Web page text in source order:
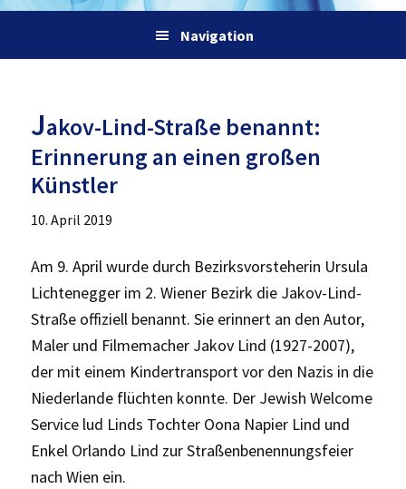
Navigation
Jakov-Lind-Straße benannt:
Erinnerung an einen großen
Künstler
10. April 2019
Am 9. April wurde durch Bezirksvorsteherin Ursula
Lichtenegger im 2. Wiener Bezirk die Jakov-Lind-
Straße offiziell benannt. Sie erinnert an den Autor,
Maler und Filmemacher Jakov Lind (1927-2007),
der mit einem Kindertransport vor den Nazis in die
Niederlande flüchten konnte. Der Jewish Welcome
Service lud Linds Tochter Oona Napier Lind und
Enkel Orlando Lind zur Straßenbenennungsfeier
nach Wien ein.